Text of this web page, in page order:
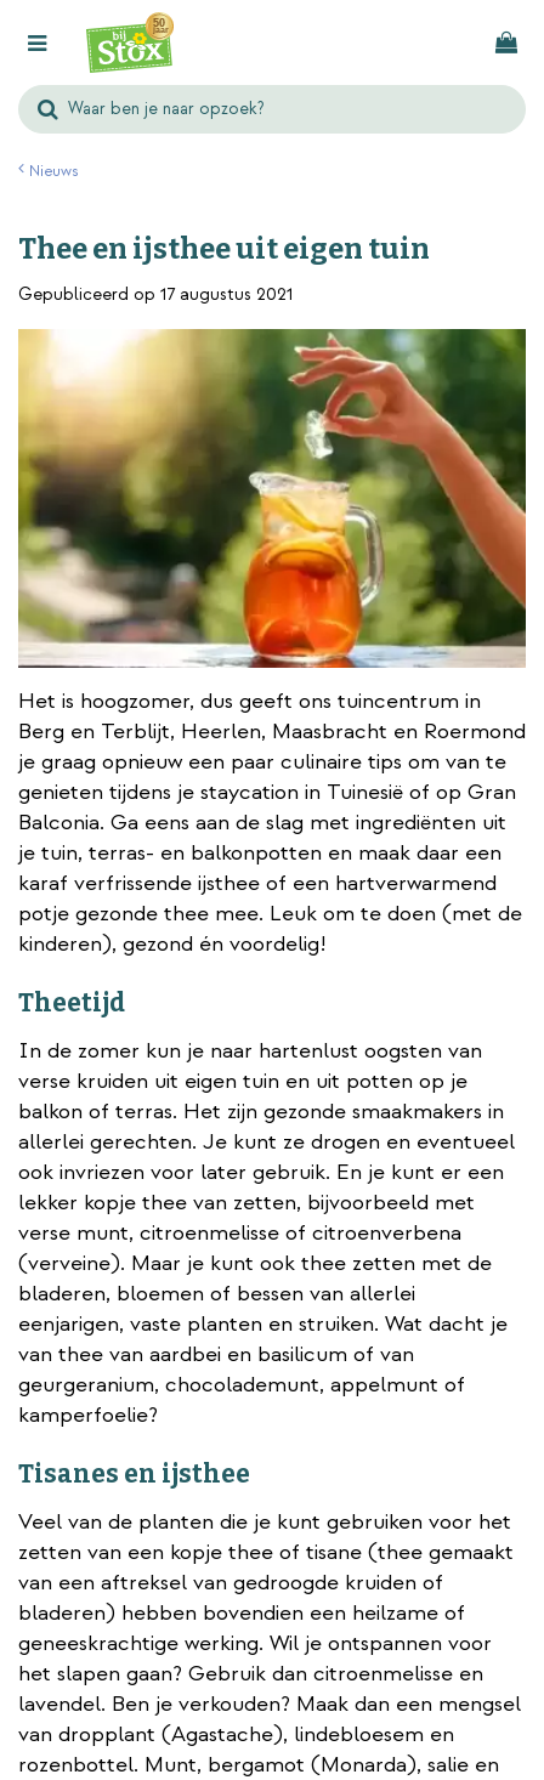
Nieuws
Thee en ijsthee uit eigen tuin
Gepubliceerd op 17 augustus 2021
Het is hoogzomer, dus geeft ons tuincentrum in
Berg en Terblijt, Heerlen, Maasbracht en Roermond
je graag opnieuw een paar culinaire tips om van te
genieten tijdens je staycation in Tuinesië of op Gran
Balconia. Ga eens aan de slag met ingrediënten uit
je tuin, terras- en balkonpotten en maak daar een
karaf verfrissende ijsthee of een hartverwarmend
potje gezonde thee mee. Leuk om te doen (met de
kinderen), gezond én voordelig!
Theetijd
In de zomer kun je naar hartenlust oogsten van
verse kruiden uit eigen tuin en uit potten op je
balkon of terras. Het zijn gezonde smaakmakers in
allerlei gerechten. Je kunt ze drogen en eventueel
ook invriezen voor later gebruik. En je kunt er een
lekker kopje thee van zetten, bijvoorbeeld met
verse munt, citroenmelisse of citroenverbena
(verveine). Maar je kunt ook thee zetten met de
bladeren, bloemen of bessen van allerlei
eenjarigen, vaste planten en struiken. Wat dacht je
van thee van aardbei en basilicum of van
geurgeranium, chocolademunt, appelmunt of
kamperfoelie?
Tisanes en ijsthee
Veel van de planten die je kunt gebruiken voor het
zetten van een kopje thee of tisane (thee gemaakt
van een aftreksel van gedroogde kruiden of
bladeren) hebben bovendien een heilzame of
geneeskrachtige werking. Wil je ontspannen voor
het slapen gaan? Gebruik dan citroenmelisse en
lavendel. Ben je verkouden? Maak dan een mengsel
van dropplant (Agastache), lindebloesem en
rozenbottel. Munt, bergamot (Monarda), salie en